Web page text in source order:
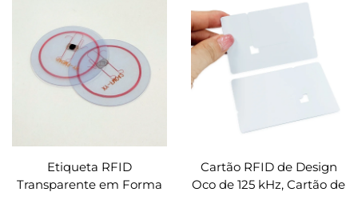
Formato Quadrado
Etiqueta RFID
Transparente em Forma
Cartão RFID de Design
Oco de 125 kHz, Cartão de